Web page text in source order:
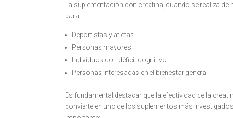
La suplementación con creatina, cuando se realiza
para:
Deportistas y atletas
Personas mayores
Individuos con déficit cognitivo
Personas interesadas en el bienestar general
Es fundamental destacar que la efectividad de la
convierte en uno de los suplementos más